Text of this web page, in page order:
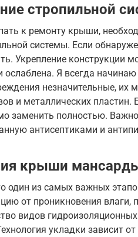
стропильной
к ремонту крыши,
системы. Если
Укрепление конструкции
Я всегда
незначительные,
и металлических
заменить полностью.
антисептиками и
крыши
один из самых важных
от проникновения влаги,
видов
укладки зависит